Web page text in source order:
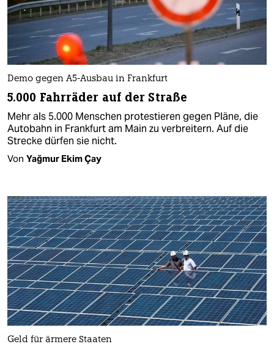
Demo gegen A5-Ausbau in Frankfurt
5.000 Fahrräder auf der Straße
Mehr als 5.000 Menschen protestieren gegen Pläne, die
Autobahn in Frankfurt am Main zu verbreitern. Auf die
Strecke dürfen sie nicht.
Von Yağmur Ekim Çay
Geld für ärmere Staaten